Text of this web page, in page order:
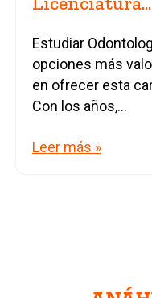
Estudiar
opciones más
en ofrecer esta
Con los años,...
Leer más »